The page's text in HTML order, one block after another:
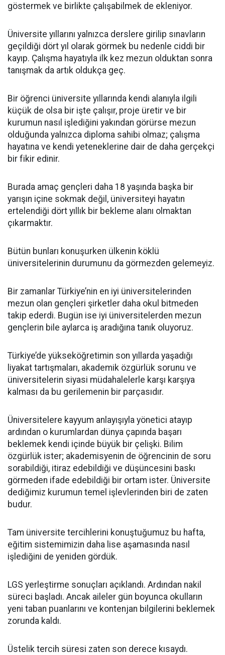
göstermek ve birlikte çalışabilmek de ekleniyor.
Üniversite yıllarını yalnızca derslere girilip sınavların
geçildiği dört yıl olarak görmek bu nedenle ciddi bir
kayıp. Çalışma hayatıyla ilk kez mezun olduktan sonra
tanışmak da artık oldukça geç.
Bir öğrenci üniversite yıllarında kendi alanıyla ilgili
küçük de olsa bir işte çalışır, proje üretir ve bir
kurumun nasıl işlediğini yakından görürse mezun
olduğunda yalnızca diploma sahibi olmaz; çalışma
hayatına ve kendi yeteneklerine dair de daha gerçekçi
bir fikir edinir.
Burada amaç gençleri daha 18 yaşında başka bir
yarışın içine sokmak değil, üniversiteyi hayatın
ertelendiği dört yıllık bir bekleme alanı olmaktan
çıkarmaktır.
Bütün bunları konuşurken ülkenin köklü
üniversitelerinin durumunu da görmezden gelemeyiz.
Bir zamanlar Türkiye’nin en iyi üniversitelerinden
mezun olan gençleri şirketler daha okul bitmeden
takip ederdi. Bugün ise iyi üniversitelerden mezun
gençlerin bile aylarca iş aradığına tanık oluyoruz.
Türkiye’de yükseköğretimin son yıllarda yaşadığı
liyakat tartışmaları, akademik özgürlük sorunu ve
üniversitelerin siyasi müdahalelerle karşı karşıya
kalması da bu gerilemenin bir parçasıdır.
Üniversitelere kayyum anlayışıyla yönetici atayıp
ardından o kurumlardan dünya çapında başarı
beklemek kendi içinde büyük bir çelişki. Bilim
özgürlük ister; akademisyenin de öğrencinin de soru
sorabildiği, itiraz edebildiği ve düşüncesini baskı
görmeden ifade edebildiği bir ortam ister. Üniversite
dediğimiz kurumun temel işlevlerinden biri de zaten
budur.
Tam üniversite tercihlerini konuştuğumuz bu hafta,
eğitim sistemimizin daha lise aşamasında nasıl
işlediğini de yeniden gördük.
LGS yerleştirme sonuçları açıklandı. Ardından nakil
süreci başladı. Ancak aileler gün boyunca okulların
yeni taban puanlarını ve kontenjan bilgilerini beklemek
zorunda kaldı.
Üstelik tercih süresi zaten son derece kısaydı.